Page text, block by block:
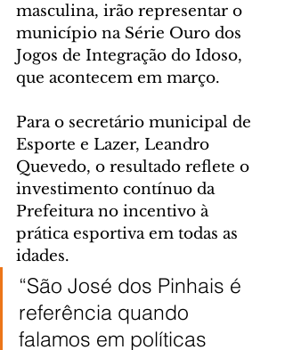
masculina, irão representar o
município na Série Ouro dos
Jogos de Integração do Idoso,
que acontecem em março.
Para o secretário municipal de
Esporte e Lazer, Leandro
Quevedo, o resultado reflete o
investimento contínuo da
Prefeitura no incentivo à
prática esportiva em todas as
idades.
“São José dos Pinhais é
referência quando
falamos em políticas